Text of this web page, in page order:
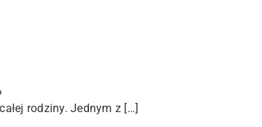
rodziny. Jednym z […]